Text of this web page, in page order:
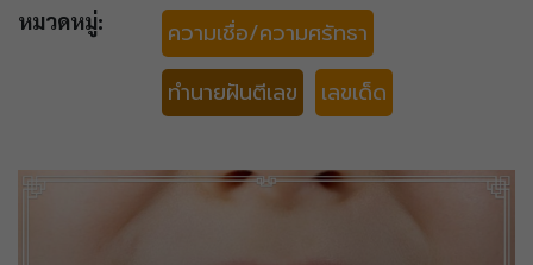
หมวดหมู่:
ความเชื่อ/ความศรัทธา
ทำนายฝันตีเลข
เลขเด็ด